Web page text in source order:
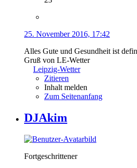
25. November 2016, 17:42
Alles Gute und Gesundheit ist
Gruß von LE-Wetter
Leipzig-Wetter
Zitieren
Inhalt melden
Zum Seitenanfang
DJAkim
Fortgeschrittener